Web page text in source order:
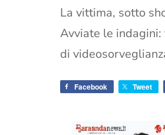
La vittima, sotto
Avviate le
di
Facebook Tweet